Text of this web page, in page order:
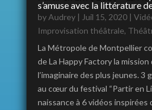
s’amuse avec la littérature
byAudrey| Juil 15, 2020|
Improvisation théâtrale,
La Métropole de Montpellier
de La Happy Factory la
l’imaginaire des plus jeunes. 3
au cœur du festival “Partir en
naissance à 6 vidéos